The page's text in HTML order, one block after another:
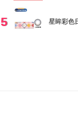
5 星眸彩色